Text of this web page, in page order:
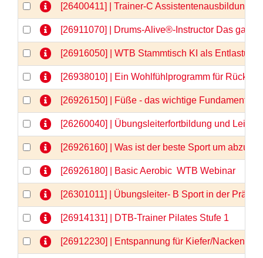
[26400411] | Trainer-C Assistentenausbildung,
[26911070] | Drums-Alive®-Instructor Das
[26916050] | WTB Stammtisch KI als
[26938010] | Ein Wohlfühlprogramm für Rücken
[26926150] | Füße - das wichtige Fundament -
[26260040] | Übungsleiterfortbildung und
[26926160] | Was ist der beste Sport um
[26926180] | Basic Aerobic  WTB Webinar
[26301011] | Übungsleiter- B Sport in der
[26914131] | DTB-Trainer Pilates Stufe 1
[26912230] | Entspannung für Kiefer/Nacken/